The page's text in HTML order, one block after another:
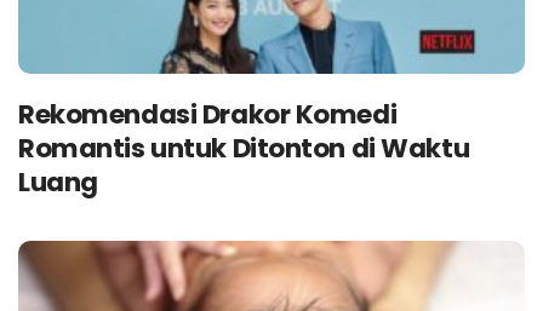
Rekomendasi Drakor Komedi
Romantis untuk Ditonton di Waktu
Luang